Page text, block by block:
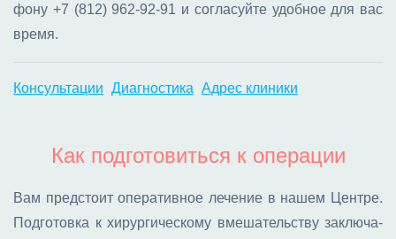
фо­ну +7 (812) 962-92-91 и со­гла­суй­те удоб­ное для вас
вре­мя.
Консультации Диагностика Адрес клиники
Как подготовиться к операции
Вам пред­сто­ит опе­ра­тив­ное ле­че­ние в на­шем Цен­тре.
Под­го­тов­ка к хи­рур­ги­че­ско­му вме­ша­тель­ству за­клю­ча­